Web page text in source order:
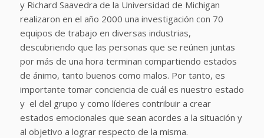
y Richard Saavedra de la Universidad de Michigan
realizaron en el año 2000 una investigación con 70
equipos de trabajo en diversas industrias,
descubriendo que las personas que se reúnen juntas
por más de una hora terminan compartiendo estados
de ánimo, tanto buenos como malos. Por tanto, es
importante tomar conciencia de cuál es nuestro estado
y el del grupo y como líderes contribuir a crear
estados emocionales que sean acordes a la situación y
al objetivo a lograr respecto de la misma.